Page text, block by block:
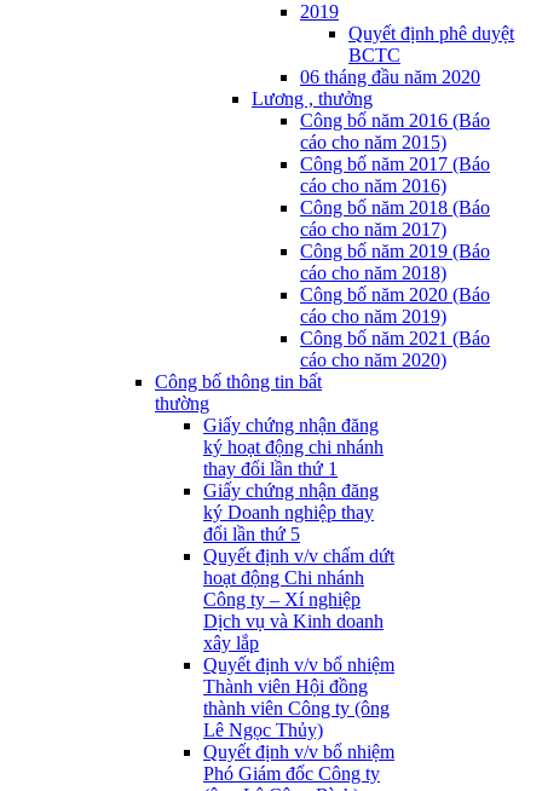
2019
Quyết định phê duyệt
BCTC
06 tháng đầu năm 2020
Lương , thưởng
Công bố năm 2016 (Báo
cáo cho năm 2015)
Công bố năm 2017 (Báo
cáo cho năm 2016)
Công bố năm 2018 (Báo
cáo cho năm 2017)
Công bố năm 2019 (Báo
cáo cho năm 2018)
Công bố năm 2020 (Báo
cáo cho năm 2019)
Công bố năm 2021 (Báo
cáo cho năm 2020)
Công bố thông tin bất
thường
Giấy chứng nhận đăng
ký hoạt động chi nhánh
thay đổi lần thứ 1
Giấy chứng nhận đăng
ký Doanh nghiệp thay
đổi lần thứ 5
Quyết định v/v chấm dứt
hoạt động Chi nhánh
Công ty – Xí nghiệp
Dịch vụ và Kinh doanh
xây lắp
Quyết định v/v bổ nhiệm
Thành viên Hội đồng
thành viên Công ty (ông
Lê Ngọc Thủy)
Quyết định v/v bổ nhiệm
Phó Giám đốc Công ty